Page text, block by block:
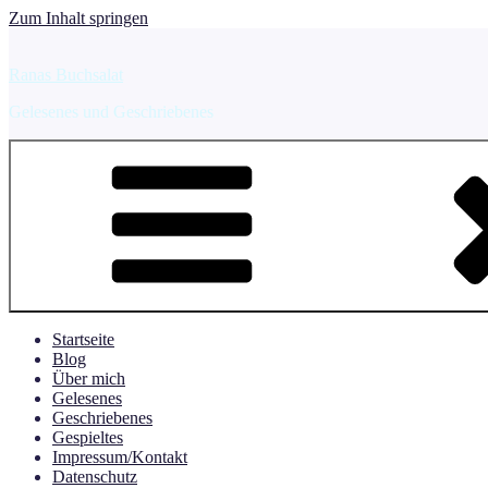
Zum Inhalt springen
Ranas Buchsalat
Gelesenes und Geschriebenes
Startseite
Blog
Über mich
Gelesenes
Geschriebenes
Gespieltes
Impressum/Kontakt
Datenschutz